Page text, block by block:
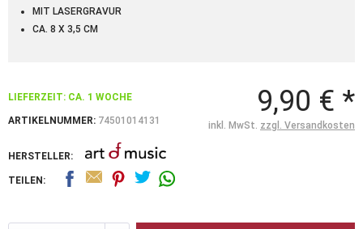
MIT LASERGRAVUR
CA. 8 X 3,5 CM
LIEFERZEIT: CA. 1 WOCHE
ARTIKELNUMMER: 74501014131
HERSTELLER:
9,90 € *
inkl. MwSt. zzgl. Versandkosten
TEILEN: